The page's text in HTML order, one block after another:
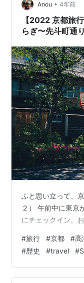
Anou • 4年前
【2022 京都旅
らぎ〜先斗町通
ふと思い立って、
２） 午前中に東京
にチェックイン。
#旅行 #京都 #高
#歴史 #travel #